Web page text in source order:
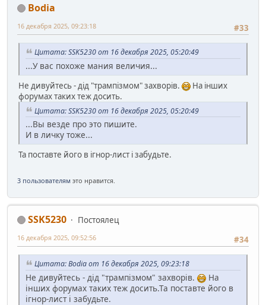
Bodia
#33
16 декабря 2025, 09:23:18
Цитата: SSK5230 от 16 декабря 2025, 05:20:49
...У вас похоже мания величия...
Не дивуйтесь - дід "трампізмом" захворів.
На інших
форумах таких теж досить.
Цитата: SSK5230 от 16 декабря 2025, 05:20:49
...Вы везде про это пишите.
И в личку тоже...
Та поставте його в ігнор-лист і забудьте.
3 пользователям это нравится.
SSK5230
Постоялец
#34
16 декабря 2025, 09:52:56
Цитата: Bodia от 16 декабря 2025, 09:23:18
Не дивуйтесь - дід "трампізмом" захворів.
На
інших форумах таких теж досить.Та поставте його в
ігнор-лист і забудьте.